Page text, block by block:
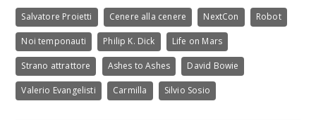
Salvatore Proietti Cenere alla cenere NextCon Robot
Noi temponauti Philip K. Dick Life on Mars
Strano attrattore Ashes to Ashes David Bowie
Valerio Evangelisti Carmilla Silvio Sosio